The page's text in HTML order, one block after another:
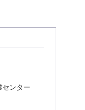
ンター